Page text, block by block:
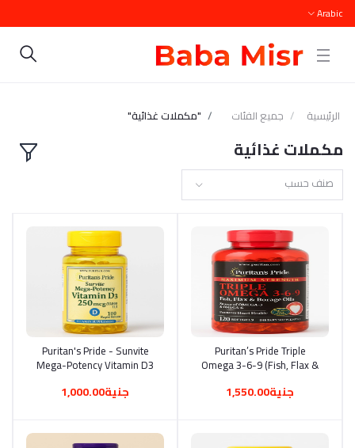
Arabic
الرئيسية جميع الفئات "مكملات غذائية"
مكملات غذائية
صنف حسب
أضف إلى السلة
Puritan’s Pride Triple
Omega 3-6-9 (Fish, Flax &
جنية1,550.00
أضف إلى السلة
Puritan's Pride - Sunvite
Mega-Potency Vitamin D3
جنية1,000.00